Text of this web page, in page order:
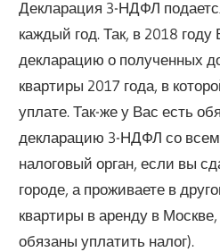
Декларация 3-НДФЛ
каждый год. Так, в 2018 году
декларацию о полученных
квартиры 2017 года, в
уплате. Так-же у Вас есть
декларацию 3-НДФЛ со
налоговый орган, если вы
городе, а проживаете в
квартиры в аренду в
обязаны уплатить налог).